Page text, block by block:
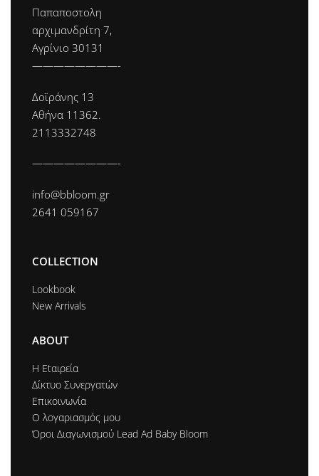
Παπαποστολη
αρχιμανδρίτη 7,
Αγρίνιο 30131
————————-
Δοϊράνης 13
Αθήνα 11362.
2113332748
————————-
info@bbloom.gr
2641 059167
COLLECTION
Lookbook
New Arrivals
ABOUT
Η Εtαιρεία
Δίκτυο Συνεργατών
Επικοινωνία
Ο λογαριασμός μου
Όροι Διαγωνισμού Lead Ad Baby Bloom